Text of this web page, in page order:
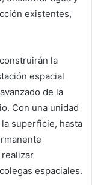
existentes,
la
espacial
de la
Con una unidad
superficie, hasta
realizar
espaciales.